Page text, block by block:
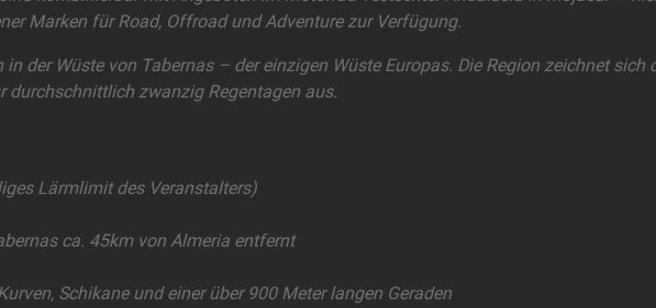
Marken für Road, Offroad und Adventure zur Verfügung.
in der Wüste von Tabernas – der einzigen Wüste Europas. Die Region zeichnet sich
durchschnittlich zwanzig Regentagen aus.
Lärmlimit des Veranstalters)
ca. 45km von Almeria entfernt
Schikane und einer über 900 Meter langen Geraden